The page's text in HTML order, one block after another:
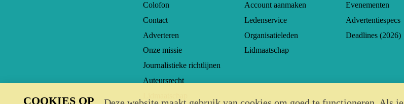
Colofon
Contact
Adverteren
Onze missie
Journalistieke richtlijnen
Auteursrecht
Account aanmaken
Ledenservice
Organisatieleden
Lidmaatschap
Evenementen
Advertentiespecs
Deadlines (2026)
COOKIES OP